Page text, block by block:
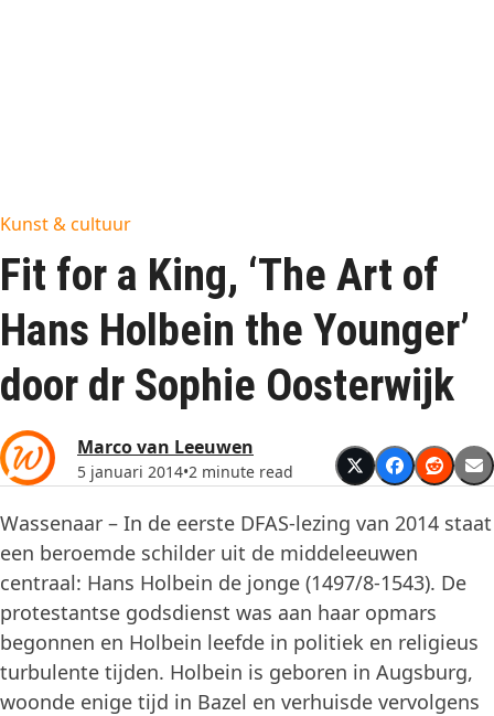
Kunst & cultuur
Fit for a King, ‘The Art of
Hans Holbein the Younger’
door dr Sophie Oosterwijk
Marco van Leeuwen
5 januari 2014•2 minute read
Wassenaar – In de eerste DFAS-lezing van 2014 staat
een beroemde schilder uit de middeleeuwen
centraal: Hans Holbein de jonge (1497/8-1543). De
protestantse godsdienst was aan haar opmars
begonnen en Holbein leefde in politiek en religieus
turbulente tijden. Holbein is geboren in Augsburg,
woonde enige tijd in Bazel en verhuisde vervolgens